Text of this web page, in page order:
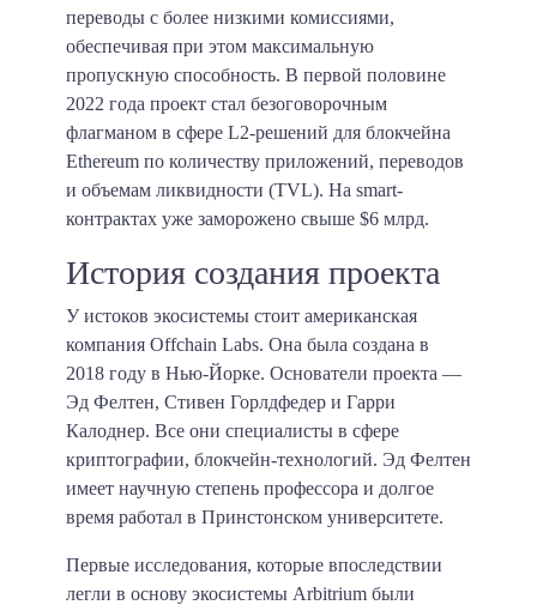
переводы с более низкими комиссиями,
обеспечивая при этом максимальную
пропускную способность. В первой половине
2022 года проект стал безоговорочным
флагманом в сфере L2-решений для блокчейна
Ethereum по количеству приложений, переводов
и объемам ликвидности (TVL). На smart-
контрактах уже заморожено свыше $6 млрд.
История создания проекта
У истоков экосистемы стоит американская
компания Offchain Labs. Она была создана в
2018 году в Нью-Йорке. Основатели проекта —
Эд Фелтен, Стивен Горлдфедер и Гарри
Калоднер. Все они специалисты в сфере
криптографии, блокчейн-технологий. Эд Фелтен
имеет научную степень профессора и долгое
время работал в Принстонском университете.
Первые исследования, которые впоследствии
легли в основу экосистемы Arbitrium были